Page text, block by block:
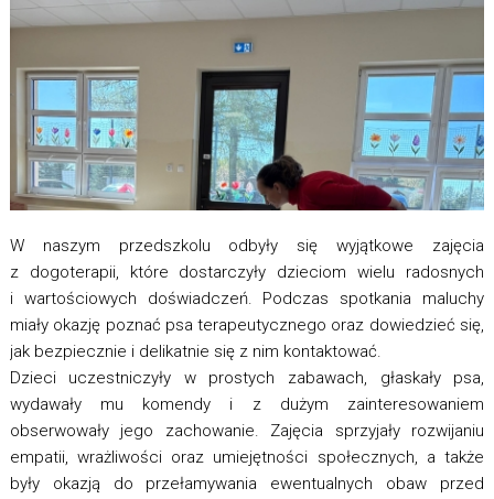
W naszym przedszkolu odbyły się wyjątkowe zajęcia
z dogoterapii, które dostarczyły dzieciom wielu radosnych
i wartościowych doświadczeń. Podczas spotkania maluchy
miały okazję poznać psa terapeutycznego oraz dowiedzieć się,
jak bezpiecznie i delikatnie się z nim kontaktować.
Dzieci uczestniczyły w prostych zabawach, głaskały psa,
wydawały mu komendy i z dużym zainteresowaniem
obserwowały jego zachowanie. Zajęcia sprzyjały rozwijaniu
empatii, wrażliwości oraz umiejętności społecznych, a także
były okazją do przełamywania ewentualnych obaw przed